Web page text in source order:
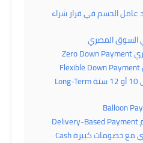
عامل الحسم في قرار شراء
السوق المصري
3) نظام التقسيط على 10 أو 12 سنة Long-Term
6) أنظمة الدفع النقدي مع خصومات كبيرة Cash